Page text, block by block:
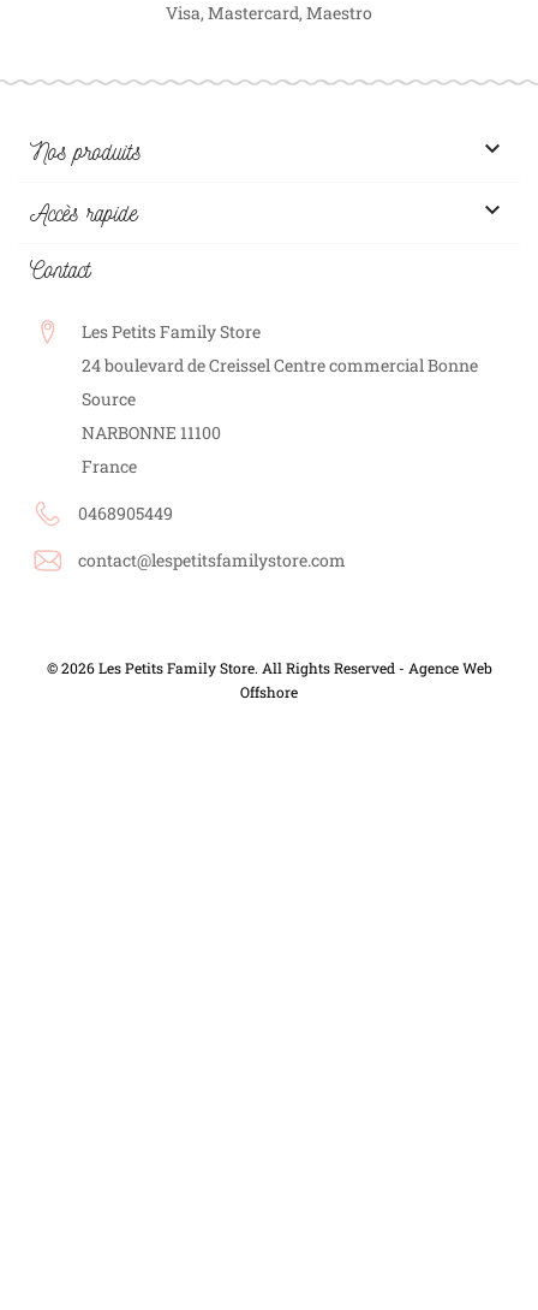
Visa, Mastercard, Maestro
Nos produits 
Accès rapide 
Contact
Les Petits Family Store
24 boulevard de Creissel Centre commercial Bonne
Source
NARBONNE 11100
France
0468905449
contact@lespetitsfamilystore.com
© 2026 Les Petits Family Store. All Rights Reserved - Agence Web
Offshore